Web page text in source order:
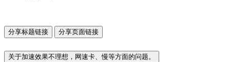
分享标题链接 分享页面链接
关于加速效果不理想，网速卡、慢等方面的问题。